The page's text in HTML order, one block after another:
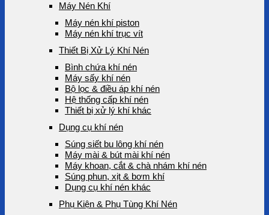
Máy Nén Khí
Máy nén khí piston
Máy nén khí trục vít
Thiết Bị Xử Lý Khí Nén
Bình chứa khí nén
Máy sấy khí nén
Bộ lọc & điều áp khí nén
Hệ thống cấp khí nén
Thiết bị xử lý khí khác
Dụng cụ khí nén
Súng siết bu lông khí nén
Máy mài & bút mài khí nén
Máy khoan, cắt & chà nhám khí nén
Súng phun, xịt & bơm khí
Dụng cụ khí nén khác
Phụ Kiện & Phụ Tùng Khí Nén